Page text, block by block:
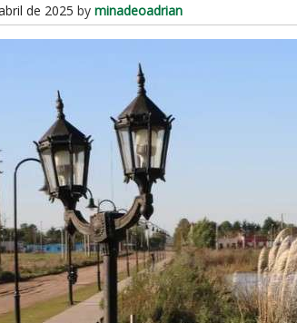
de 2025 by minadeoadrian